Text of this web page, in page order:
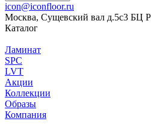
icon@iconfloor.ru
Москва, Сущевский вал д.5с3 БЦ
Каталог
Ламинат
SPC
LVT
Акции
Коллекции
Образы
Компания